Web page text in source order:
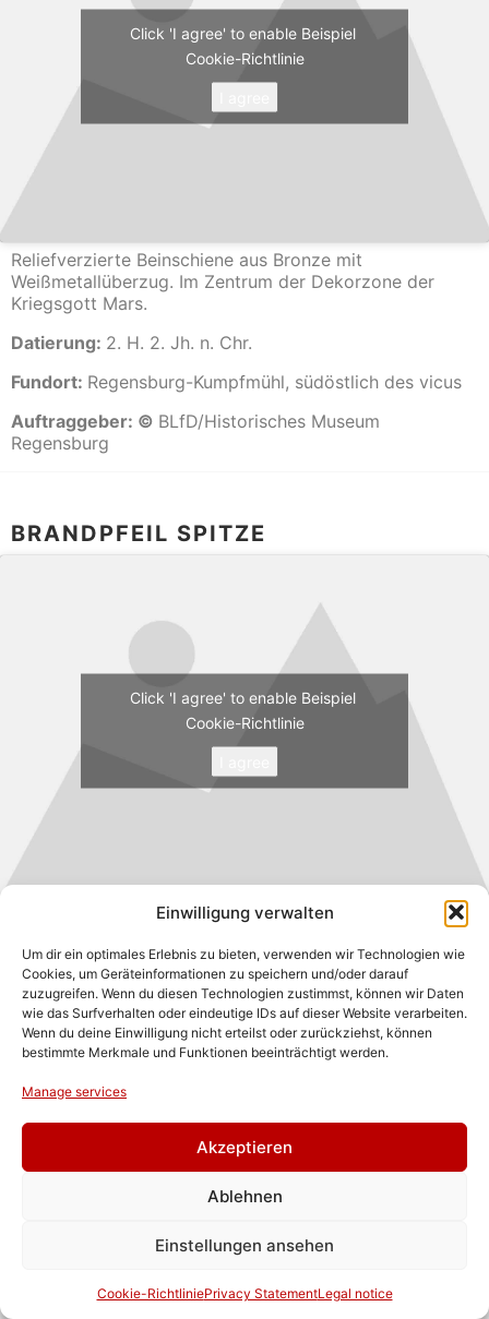
Einwilligung verwalten
Um dir ein optimales Erlebnis zu bieten, verwenden wir Technologien wie
Cookies, um Geräteinformationen zu speichern und/oder darauf
zuzugreifen. Wenn du diesen Technologien zustimmst, können wir Daten
wie das Surfverhalten oder eindeutige IDs auf dieser Website verarbeiten.
Wenn du deine Einwilligung nicht erteilst oder zurückziehst, können
bestimmte Merkmale und Funktionen beeinträchtigt werden.
Manage services
Akzeptieren
Ablehnen
Einstellungen ansehen
Cookie-RichtliniePrivacy StatementLegal notice
Click 'I agree' to enable Beispiel
Cookie-Richtlinie
Reliefverzierte Beinschiene aus Bronze mit
Weißmetallüberzug. Im Zentrum der Dekorzone der
Kriegsgott Mars.
Datierung: 2. H. 2. Jh. n. Chr.
Fundort: Regensburg-Kumpfmühl, südöstlich des vicus
Auftraggeber: © BLfD/Historisches Museum
Regensburg
BRANDPFEIL SPITZE
Click 'I agree' to enable Beispiel
Cookie-Richtlinie
Brandpfeile sind aufgrund ihres fragilen „Käfigs“ selten
so gut erhalten. In den sog. Käfig wurde vor dem Schuss
organisches Material, das z. B. mit Öl getränkt war
eingebracht und entzündet.
Datierung:270er Jahre n. Chr.
DREIFLÜGELIGE PFEILSPITZE